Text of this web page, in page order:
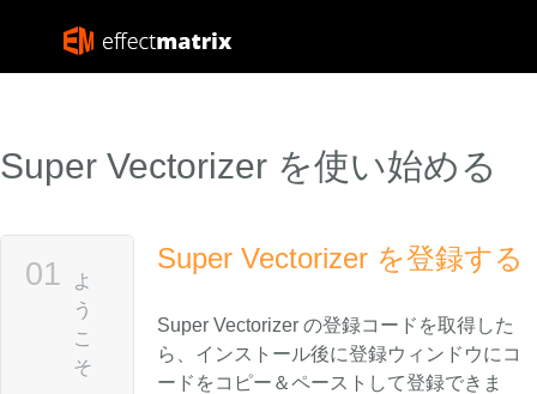
Super Vectorizer を使い始める
よ
う
こ
そ
Super Vectorizer を登録する
Super Vectorizer の登録コードを取得した
ら、インストール後に登録ウィンドウにコ
ードをコピー＆ペーストして登録できま